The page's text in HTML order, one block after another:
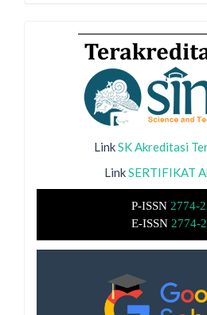
LinkSK Akreditasi
LinkSERTIFIKAT
P-ISSN 2774-
E-ISSN 2774-